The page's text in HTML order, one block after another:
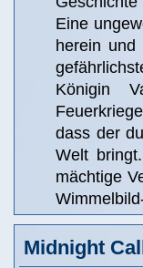
Eine
herein und
Königin
dass der
Welt
mächtige
Midnight